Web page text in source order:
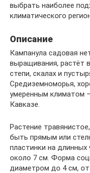
выбрать наиболее
климатического
Описание
Кампанула садовая
выращивания, растёт
степи, скалах и
Средиземноморья,
умеренным климатом
Кавказе.
Растение
быть прямым или
пластинки на
около 7 см. Форма
диаметром до 4 см,